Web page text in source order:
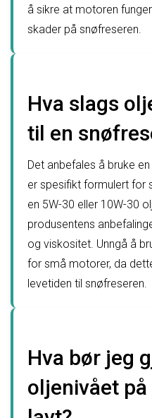
å sikre at motoren
skader på snøfreseren.
Hva slags
til en
Det anbefales å bruke
er spesifikt formulert for
en 5W-30 eller 10W-30
produsentens
og viskositet. Unngå å
for små motorer, da
levetiden til snøfreseren.
Hva bør jeg
oljenivået